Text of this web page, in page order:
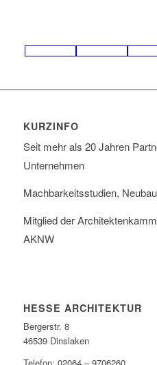
KURZINFO
Seit mehr als 20 Jahren
Unternehmen
Machbarkeitsstudien,
Mitglied der
AKNW
HESSE ARCHITEKTUR
Bergerstr. 8
46539 Dinslaken
Telefon: ‭02064 – 9706260‬